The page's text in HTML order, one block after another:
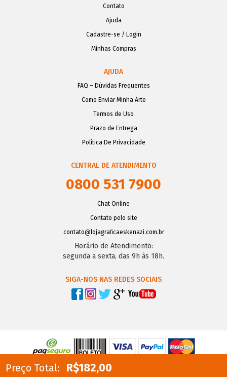
Preço Total: R$182,00
Contato
Ajuda
Cadastre-se / Login
Minhas Compras
AJUDA
FAQ – Dúvidas Frequentes
Como Enviar Minha Arte
Termos de Uso
Prazo de Entrega
Política De Privacidade
CENTRAL DE ATENDIMENTO
0800 531 7900
Chat Online
Contato pelo site
contato@lojagraﬁcaeskenazi.com.br
Horário de Atendimento:
segunda a sexta, das 9h às 18h.
SIGA-NOS NAS REDES SOCIAIS